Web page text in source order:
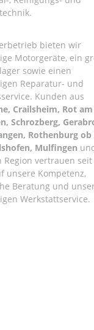
bieten wir
Motorgeräte, ein
sowie einen
Reparatur- und
Kunden aus
Crailsheim, Rot am
Schrozberg,
Rothenburg ob
Mulfingen
Region vertrauen
unsere Kompetenz,
Beratung und
Werkstattservice.